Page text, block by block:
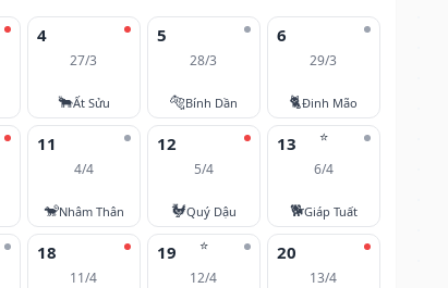
4
27/3
🐂Ất Sửu
5
28/3
🐅Bính Dần
6
29/3
🐈Đinh Mão
11
4/4
🐒Nhâm Thân
12
5/4
🐓Quý Dậu
⭐
13
6/4
🐕Giáp Tuất
18
11/4
⭐
19
12/4
20
13/4